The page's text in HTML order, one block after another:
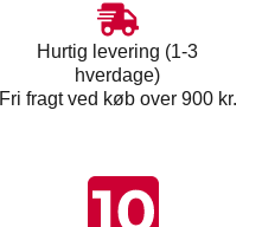
Hurtig levering (1-3
hverdage)
Fri fragt ved køb over 900 kr.